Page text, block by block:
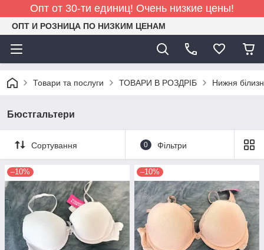
Опт от 30-ти единиц! Очень низкие цены!
ОПТ И РОЗНИЦА ПО НИЗКИМ ЦЕНАМ
Товари та послуги ТОВАРИ В РОЗДРІБ Нижня
Бюстгальтери
Сортування 0 Фільтри
–10% –10%